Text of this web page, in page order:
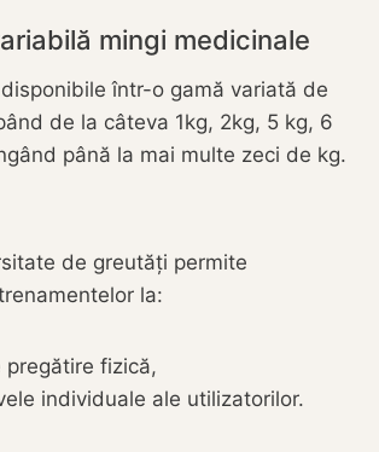
mingi medicinale
într-o gamă variată de
de la câteva 1kg, 2kg, 5 kg, 6
până la mai multe zeci de kg.
de greutăți permite
la:
pregătire fizică,
individuale ale utilizatorilor.